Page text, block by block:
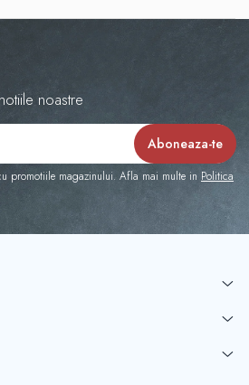
noastre
promotiile magazinului. Afla mai multe in Politica